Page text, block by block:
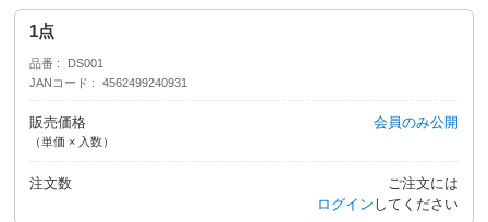
1点
品番
DS001
JANコード
4562499240931
販売価格
（単価 × 入数）
会員のみ公開
注文数
ご注文には
ログイン してください